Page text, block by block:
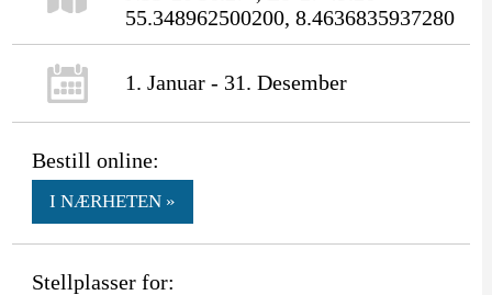
55.348962500200, 8.4636835937280
1. Januar - 31. Desember
Bestill online:
I NÆRHETEN »
Stellplasser for: